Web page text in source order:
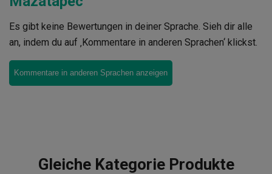
Es gibt keine Bewertungen in deiner Sprache. Sieh dir alle
an, indem du auf ‚Kommentare in anderen Sprachen‘ klickst.
Kommentare in anderen Sprachen anzeigen
Gleiche Kategorie Produkte